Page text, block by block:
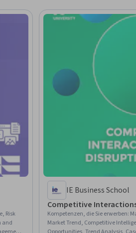
Risk
and
IE Business School
Competitive
Kompetenzen, die Sie erwerben:
Market Trend, Competitive